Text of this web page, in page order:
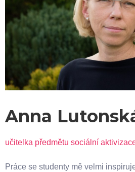
Anna
učitelka předmětu sociální
Práce se studenty mě velmi